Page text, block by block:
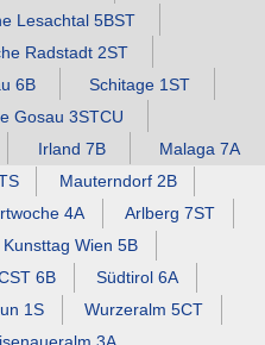
Lesachtal 5BST
Radstadt 2ST
6B
Schitage 1ST
Gosau 3STCU
Irland 7B
Malaga 7A
Mauterndorf 2B
4A
Arlberg 7ST
Kunsttag Wien 5B
6B
Südtirol 6A
1S
Wurzeralm 5CT